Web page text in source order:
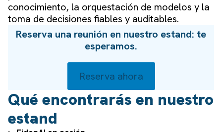
conocimiento, la orquestación de modelos y la
toma de decisiones fiables y auditables.
Reserva una reunión en nuestro estand: te
esperamos.
Reserva ahora
Qué encontrarás en nuestro
estand